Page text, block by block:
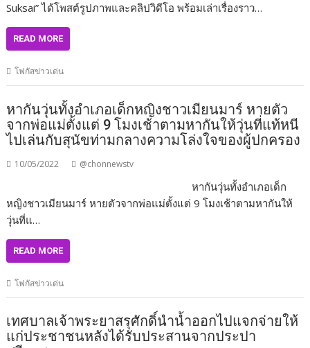
Suksai” ได้โพสต์รูปภาพและคลิปวิดีโอ พร้อมเล่าเรื่องราว…
READ MORE
โฟกัสข่าวเด่น
หากันวุ่นทั้งอำเภอเด็กหญิงชาวเมียนมาร์ หายตัว
จากพ่อแม่ตั้งแต่ 9 โมงเช้าตามหากันให้วุ่นที่แท้หนี
ไปเล่นกับสุนัขท่ามกลางความโล่งใจของผู้ปกครอง
10/05/2022 @chonnewstv
หากันวุ่นทั้งอำเภอเด็ก
หญิงชาวเมียนมาร์ หายตัวจากพ่อแม่ตั้งแต่ 9 โมงเช้าตามหากันให้
วุ่นที่แ…
READ MORE
โฟกัสข่าวเด่น
เทศบาลเจ้าพระยาสรุศักดิ์นำน้ำออกไปแจกจ่ายให้
แก่ประชาชนหลังได้รับประสานจากประปา